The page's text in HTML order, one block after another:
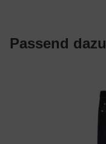
Passend dazu